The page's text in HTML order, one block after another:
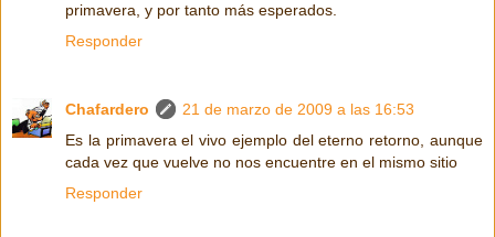
primavera, y por tanto más esperados.
Responder
Chafardero
21 de marzo de 2009 a las 16:53
Es la primavera el vivo ejemplo del eterno retorno, aunque
cada vez que vuelve no nos encuentre en el mismo sitio
Responder